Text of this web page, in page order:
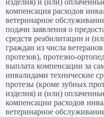
изделия) и (или)
компенсация расходов
ветеринарное
подачи заявления о
средств реабилитации и
граждан из числа
протезов), протезно-
выплата компенсации за
инвалидами технические
протезы (кроме зубных
изделия) и (или)
компенсации расходов
ветеринарное